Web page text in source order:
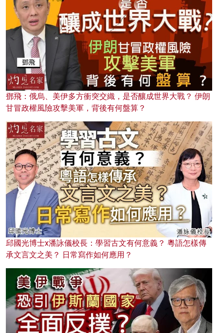
鄧飛：俄烏、美伊多方衝突交織，是否釀成世界大戰？ 伊朗
甘冒政權風險攻擊美軍，背後有何盤算？
邱國光博士x潘詠儀校長：學習古文有何意義？ 粵語怎樣傳
承文言文之美？ 日常寫作如何應用？